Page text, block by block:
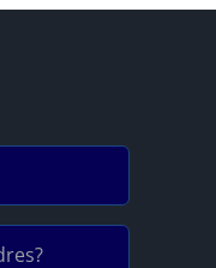
1 jaar geleden